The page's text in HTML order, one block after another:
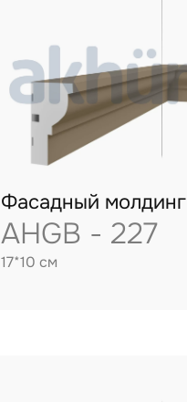
Фасадный молдинг
AHGB - 227
17*10 см